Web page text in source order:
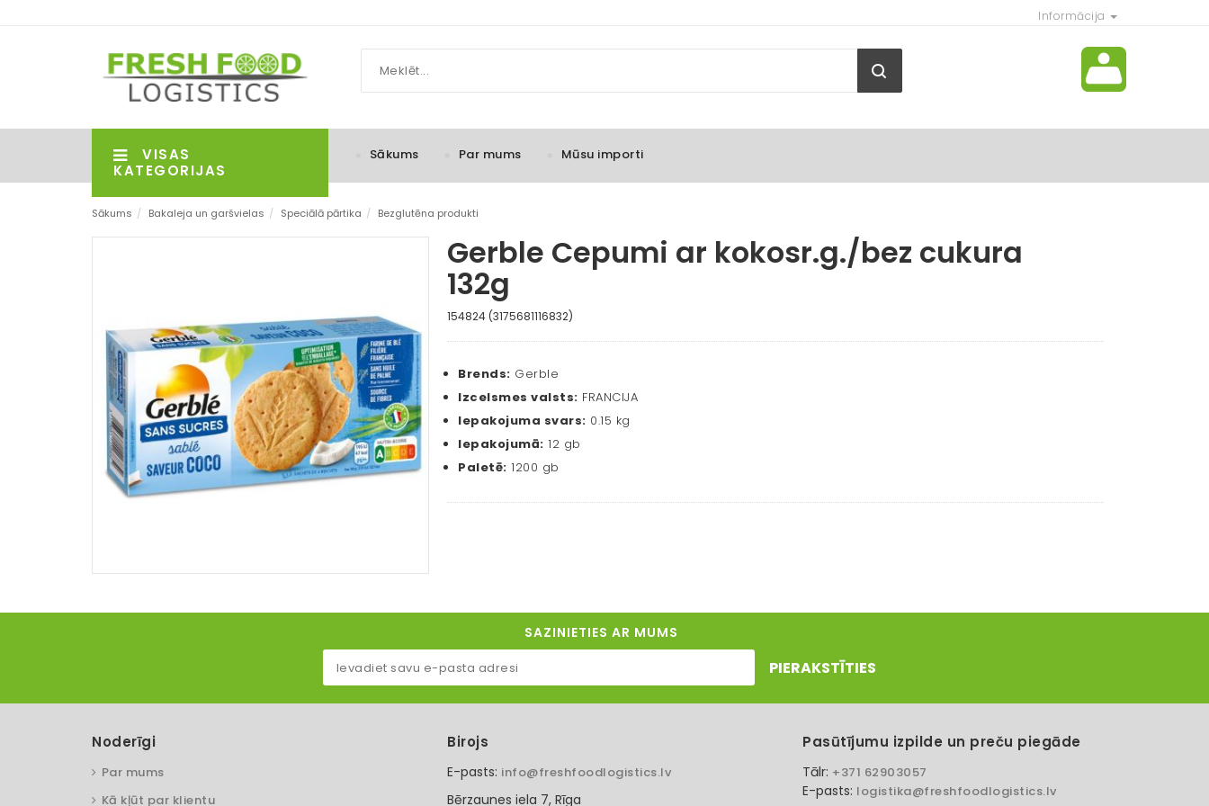
Informācija
VISAS
KATEGORIJAS
Sākums Par mums Mūsu importi
Sākums / Bakaleja un garšvielas / Speciālā pārtika / Bezglutēna produkti
Gerble Cepumi ar kokosr.g./bez cukura
132g
154824 (3175681116832)
Brends: Gerble
Izcelsmes valsts: FRANCIJA
Iepakojuma svars: 0.15 kg
Iepakojumā: 12 gb
Paletē: 1200 gb
SAZINIETIES AR MUMS
PIERAKSTĪTIES
Noderīgi
Par mums
Kā kļūt par klientu
Birojs
E-pasts: info@freshfoodlogistics.lv
Bērzaunes iela 7, Rīga
Pasūtījumu izpilde un preču piegāde
Tālr: +371 62903057
E-pasts: logistika@freshfoodlogistics.lv